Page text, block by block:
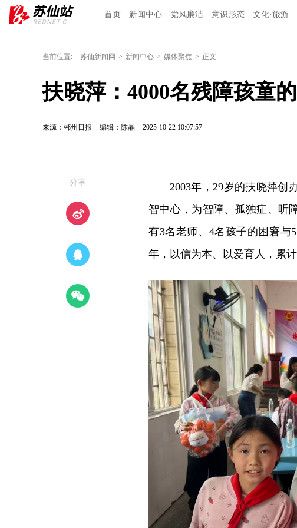
首页 新闻中心 党风廉洁 意识形态 文化·旅游
当前位置: 苏仙新闻网 > 新闻中心 > 媒体聚焦 > 正文
扶晓萍：4000名残障孩童
来源：郴州日报 编辑：陈晶 2025-10-22 10:07:57
—分享—
2003年，29岁的扶晓萍
智中心，为智障、孤独症、听
有3名老师、4名孩子的困窘与
年，以信为本、以爱育人，累